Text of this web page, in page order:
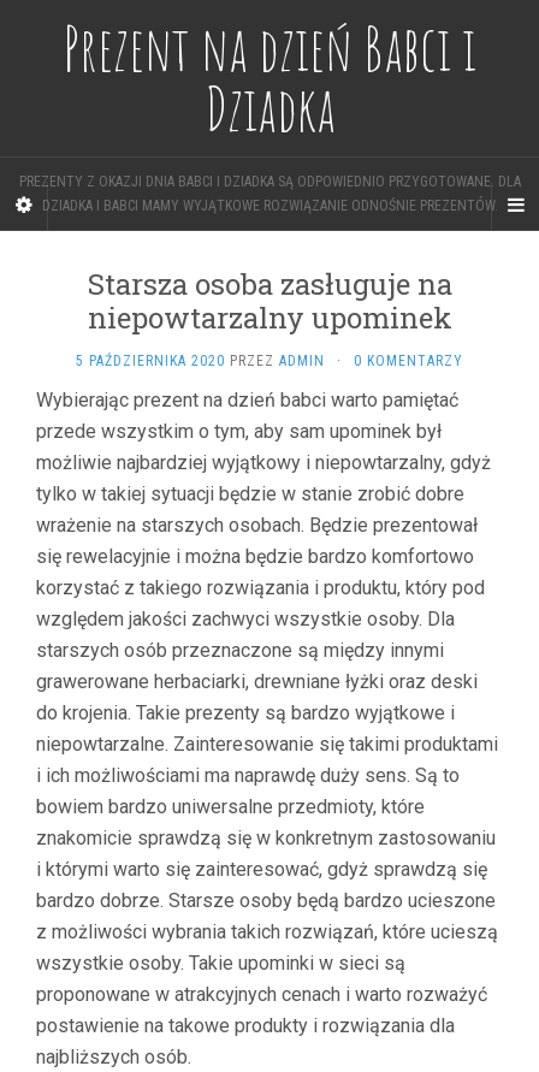
Prezent na dzień Babci i
Dziadka
PREZENTY Z OKAZJI DNIA BABCI I DZIADKA SĄ ODPOWIEDNIO PRZYGOTOWANE. DLA
DZIADKA I BABCI MAMY WYJĄTKOWE ROZWIĄZANIE ODNOŚNIE PREZENTÓW.
Starsza osoba zasługuje na
niepowtarzalny upominek
5 PAŹDZIERNIKA 2020 PRZEZ ADMIN · 0 KOMENTARZY
Wybierając prezent na dzień babci warto pamiętać
przede wszystkim o tym, aby sam upominek był
możliwie najbardziej wyjątkowy i niepowtarzalny, gdyż
tylko w takiej sytuacji będzie w stanie zrobić dobre
wrażenie na starszych osobach. Będzie prezentował
się rewelacyjnie i można będzie bardzo komfortowo
korzystać z takiego rozwiązania i produktu, który pod
względem jakości zachwyci wszystkie osoby. Dla
starszych osób przeznaczone są między innymi
grawerowane herbaciarki, drewniane łyżki oraz deski
do krojenia. Takie prezenty są bardzo wyjątkowe i
niepowtarzalne. Zainteresowanie się takimi produktami
i ich możliwościami ma naprawdę duży sens. Są to
bowiem bardzo uniwersalne przedmioty, które
znakomicie sprawdzą się w konkretnym zastosowaniu
i którymi warto się zainteresować, gdyż sprawdzą się
bardzo dobrze. Starsze osoby będą bardzo ucieszone
z możliwości wybrania takich rozwiązań, które ucieszą
wszystkie osoby. Takie upominki w sieci są
proponowane w atrakcyjnych cenach i warto rozważyć
postawienie na takowe produkty i rozwiązania dla
najbliższych osób.